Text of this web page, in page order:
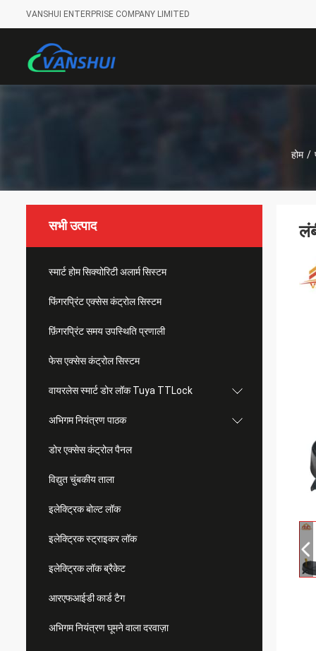
VANSHUI ENTERPRISE COMPANY LIMITED
होम /
सभी उत्पाद
स्मार्ट होम सिक्योरिटी अलार्म सिस्टम
फिंगरप्रिंट एक्सेस कंट्रोल सिस्टम
फ़िंगरप्रिंट समय उपस्थिति प्रणाली
फेस एक्सेस कंट्रोल सिस्टम
वायरलेस स्मार्ट डोर लॉक Tuya TTLock
अभिगम नियंत्रण पाठक
डोर एक्सेस कंट्रोल पैनल
विद्युत चुंबकीय ताला
इलेक्ट्रिक बोल्ट लॉक
इलेक्ट्रिक स्ट्राइकर लॉक
इलेक्ट्रिक लॉक ब्रैकेट
आरएफआईडी कार्ड टैग
अभिगम नियंत्रण घूमने वाला दरवाज़ा